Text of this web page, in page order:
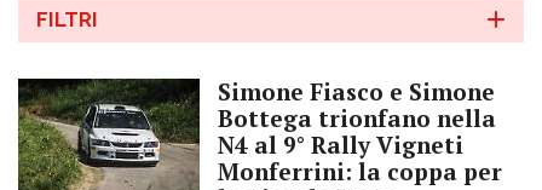
FILTRI
Simone Fiasco e Simone
Bottega trionfano nella
N4 al 9° Rally Vigneti
Monferrini: la coppa per